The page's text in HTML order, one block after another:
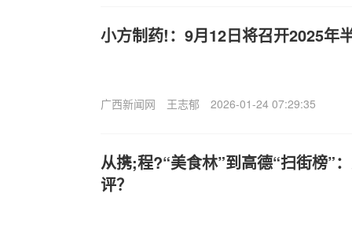
小方制药!：9月12日将召开2025年
广西新闻网 王志郁 2026-01-24 07:29:35
从携;程?“美食林”到高德“扫街榜”
评？